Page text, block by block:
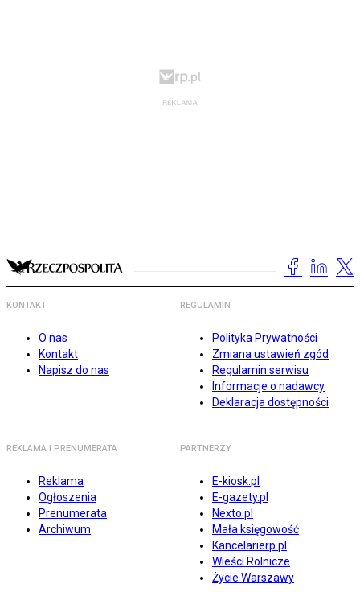
KONTAKT
O nas
Kontakt
Napisz do nas
REGULAMIN
Polityka Prywatności
Zmiana ustawień zgód
Regulamin serwisu
Informacje o nadawcy
Deklaracja dostępności
REKLAMA I PRENUMERATA
Reklama
Ogłoszenia
Prenumerata
Archiwum
PARTNERZY
E-kiosk.pl
E-gazety.pl
Nexto.pl
Mała księgowość
Kancelarierp.pl
Wieści Rolnicze
Życie Warszawy